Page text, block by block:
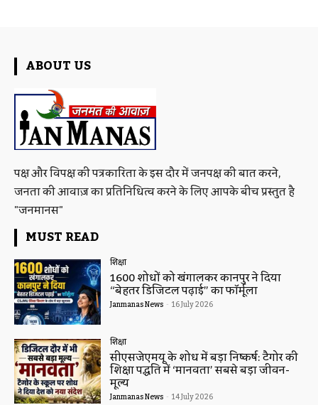
ABOUT US
पक्ष और विपक्ष की पत्रकारिता के इस दौर में जनपक्ष की बात करने,
जनता की आवाज़ का प्रतिनिधित्व करने के लिए आपके बीच प्रस्तुत है
"जनमानस"
MUST READ
शिक्षा
1600 शोधों को खंगालकर कानपुर ने दिया
“बेहतर डिजिटल पढ़ाई” का फॉर्मूला
Janmanas News - 16 July 2026
शिक्षा
सीएसजेएमयू के शोध में बड़ा निष्कर्ष: टैगोर की
शिक्षा पद्धति में ‘मानवता’ सबसे बड़ा जीवन-
मूल्य
Janmanas News - 14 July 2026